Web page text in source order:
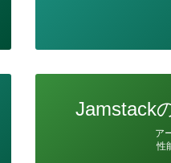
Jamstack
ア
性